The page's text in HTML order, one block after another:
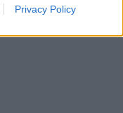
Privacy Policy